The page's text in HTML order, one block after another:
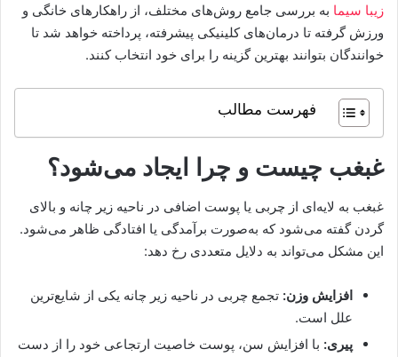
زیبا سیما به بررسی جامع روش‌های مختلف، از راهکارهای خانگی و
ورزش گرفته تا درمان‌های کلینیکی پیشرفته، پرداخته خواهد شد تا
خوانندگان بتوانند بهترین گزینه را برای خود انتخاب کنند.
فهرست مطالب
غبغب چیست و چرا ایجاد می‌شود؟
غبغب به لایه‌ای از چربی یا پوست اضافی در ناحیه زیر چانه و بالای
گردن گفته می‌شود که به‌صورت برآمدگی یا افتادگی ظاهر می‌شود.
این مشکل می‌تواند به دلایل متعددی رخ دهد:
افزایش وزن: تجمع چربی در ناحیه زیر چانه یکی از شایع‌ترین
علل است.
پیری: با افزایش سن، پوست خاصیت ارتجاعی خود را از دست